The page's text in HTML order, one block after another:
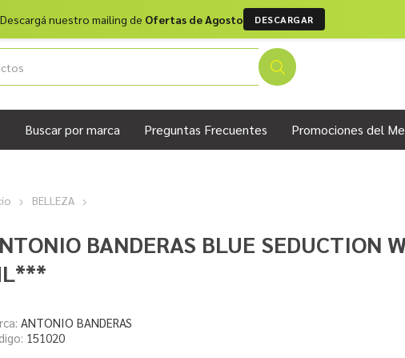
Descargá nuestro mailing de Ofertas de Agosto DESCARGAR
Buscar por marca Preguntas Frecuentes Promociones del
BELLEZA
BANDERAS BLUE SEDUCTION
ANTONIO BANDERAS
151020